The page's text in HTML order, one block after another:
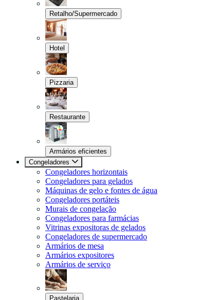
Retalho/Supermercado
Hotel
Pizzaria
Restaurante
Armários eficientes
Congeladores
Congeladores horizontais
Congeladores para gelados
Máquinas de gelo e fontes de água
Congeladores portáteis
Murais de congelação
Congeladores para farmácias
Vitrinas expositoras de gelados
Congeladores de supermercado
Armários de mesa
Armários expositores
Armários de serviço
Pastelaria